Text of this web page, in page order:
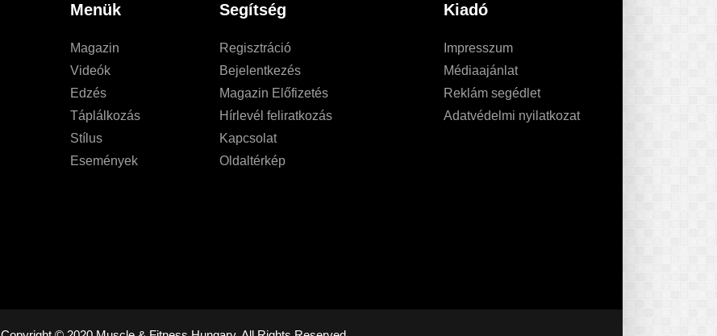
Menük
Magazin
Videók
Edzés
Táplálkozás
Stílus
Események
Segítség
Regisztráció
Bejelentkezés
Magazin Előfizetés
Hírlevél feliratkozás
Kapcsolat
Oldaltérkép
Kiadó
Impresszum
Médiaajánlat
Reklám segédlet
Adatvédelmi nyilatkozat